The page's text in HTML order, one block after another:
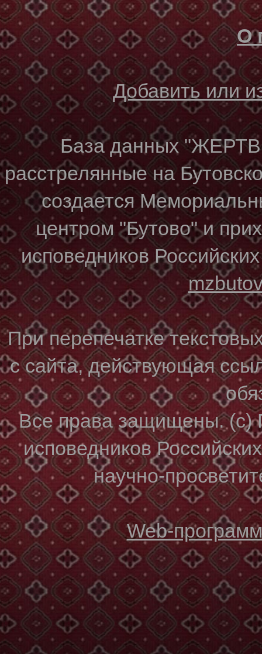
О
Добавить или
База данных
расстрелянные на
создается
центром "Бутово" и
исповедников
При перепечатке
с сайта, действующая
Все права защищены. (с)
исповедников
научно-
Web-